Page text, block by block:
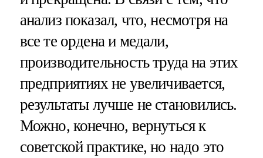
анализ показал, что, несмотря на
все те ордена и медали,
производительность труда на этих
предприятиях не увеличивается,
результаты лучше не становились.
Можно, конечно, вернуться к
советской практике, но надо это